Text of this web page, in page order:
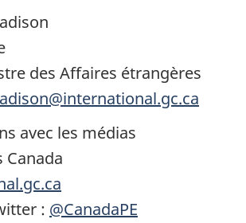
des Affaires étrangères
avec les médias
: @CanadaPE